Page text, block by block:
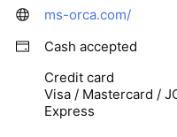
ms-orca.com/
Cash accepted
Credit card
Visa / Mastercard /
Express